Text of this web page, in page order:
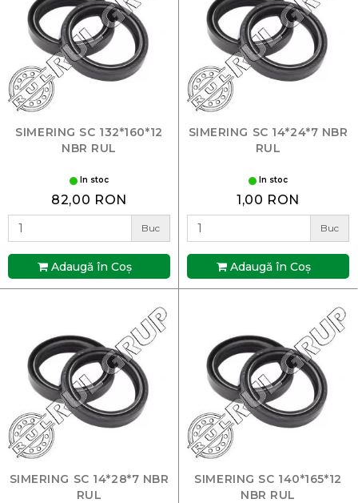
SIMERING SC 132*160*12
NBR RUL
In stoc
82,00 RON
Buc
Adaugă în Coş
SIMERING SC 14*24*7 NBR
RUL
In stoc
1,00 RON
Buc
Adaugă în Coş
SIMERING SC 14*28*7 NBR
RUL
SIMERING SC 140*165*12
NBR RUL